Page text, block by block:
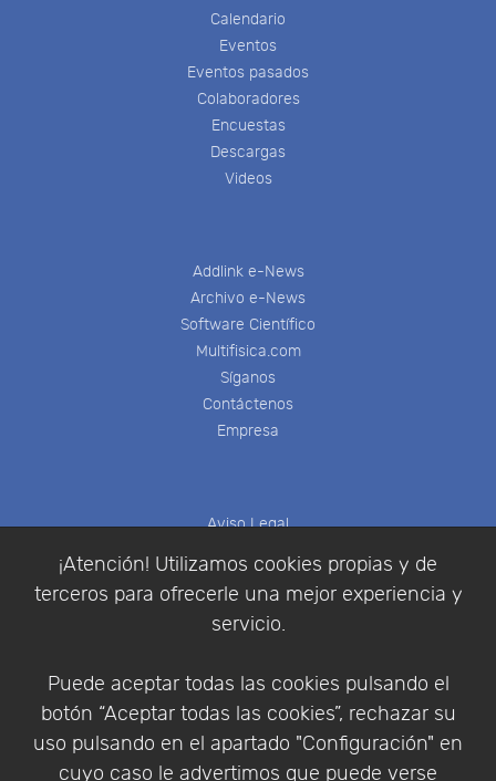
¡Atención! Utilizamos cookies propias y de
terceros para ofrecerle una mejor experiencia y
servicio.
Puede aceptar todas las cookies pulsando el
botón “Aceptar todas las cookies”, rechazar su
uso pulsando en el apartado "Configuración" en
cuyo caso le advertimos que puede verse
Calendario
Eventos
Eventos pasados
Colaboradores
Encuestas
Descargas
Videos
Addlink e-News
Archivo e-News
Software Científico
Multifisica.com
Síganos
Contáctenos
Empresa
Aviso Legal
Política de Privacidad
Condiciones de compra
Identificarse